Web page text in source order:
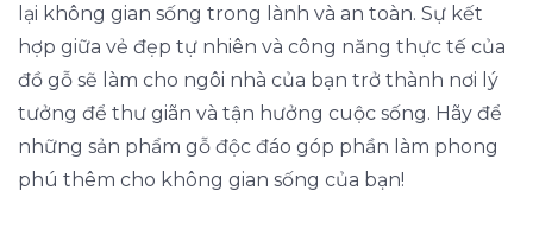
lại không gian sống trong lành và an toàn. Sự kết
hợp giữa vẻ đẹp tự nhiên và công năng thực tế của
đồ gỗ sẽ làm cho ngôi nhà của bạn trở thành nơi lý
tưởng để thư giãn và tận hưởng cuộc sống. Hãy để
những sản phẩm gỗ độc đáo góp phần làm phong
phú thêm cho không gian sống của bạn!